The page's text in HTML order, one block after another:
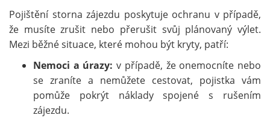
Pojištění storna zájezdu poskytuje ochranu v případě,
že musíte zrušit nebo přerušit svůj plánovaný výlet.
Mezi běžné situace, které mohou být kryty, patří:
Nemoci a úrazy: v případě, že onemocníte nebo
se zraníte a nemůžete cestovat, pojistka vám
pomůže pokrýt náklady spojené s rušením
zájezdu.